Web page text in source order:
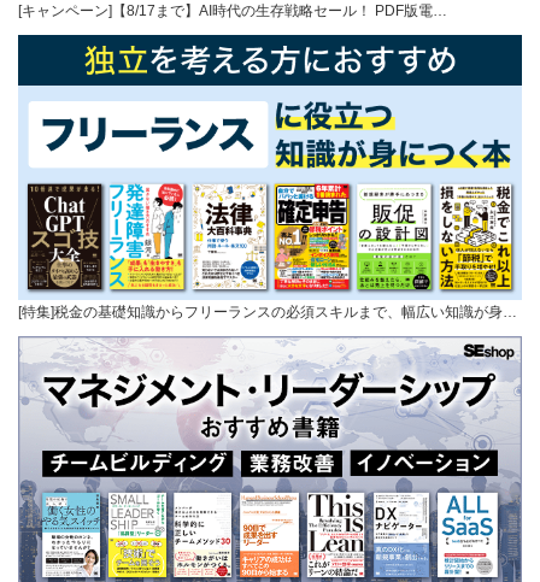
[キャンペーン]【8/17まで】AI時代の生存戦略セール！ PDF版電…
[特集]税金の基礎知識からフリーランスの必須スキルまで、幅広い知識が身…